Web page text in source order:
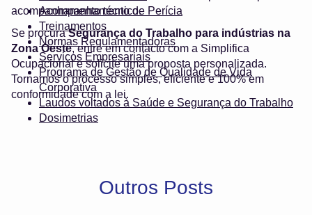
Acompanhamento de Perícia
Treinamentos
Normas Regulamentadoras
Serviços Empresariais
Programa de Gestão de Qualidade de Vida
Corporativa
Laudos voltados à Saúde e Segurança do Trabalho
Dosimetrias
acompanhamento técnico.
Se procuraSegurança do Trabalho para indústrias na
Zona Oeste, entre em contacto com a Simplifica
Ocupacional e solicite uma proposta personalizada.
Tornamos o processo simples, eficiente e 100% em
conformidade com a lei.
Outros Posts